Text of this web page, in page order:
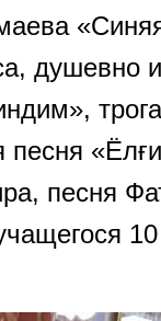
душевно
песня